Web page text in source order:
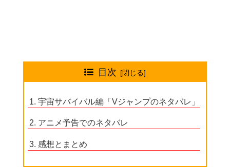
目次
宇宙サバイバル編「Vジャンプのネタバレ」
アニメ予告でのネタバレ
感想とまとめ